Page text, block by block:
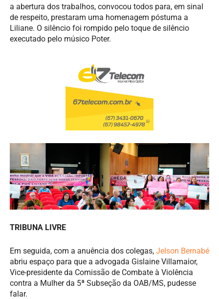
a abertura dos trabalhos, convocou todos para, em sinal
de respeito, prestaram uma homenagem póstuma a
Liliane. O silêncio foi rompido pelo toque de silêncio
executado pelo músico Poter.
TRIBUNA LIVRE
Em seguida, com a anuência dos colegas, Jelson Bernabé
abriu espaço para que a advogada Gislaine Villamaior,
Vice-presidente da Comissão de Combate à Violência
contra a Mulher da 5ª Subseção da OAB/MS, pudesse
falar.